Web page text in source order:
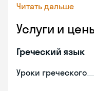
Читать дальше
Услуги и
Греческий язык
Уроки греческого